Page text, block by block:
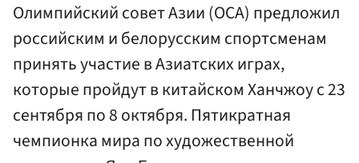
Олимпийский совет Азии (ОСА) предложил
российским и белорусским спортсменам
принять участие в Азиатских играх,
которые пройдут в китайском Ханчжоу с 23
сентября по 8 октября. Пятикратная
чемпионка мира по художественной